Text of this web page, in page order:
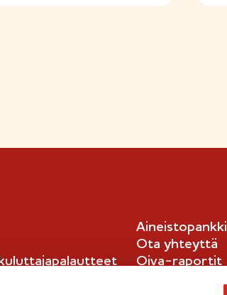
Aineistopankki
Ota yhteyttä
Oiva-raportit